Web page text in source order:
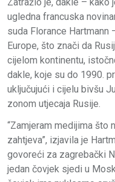
ugledna francuska
suda Florance Hartmann
Europe, što znači da
cijelom kontinentu,
dakle, koje su do 1990.
uključujući i cijelu bivšu
zonom utjecaja Rusije.
“Zamjeram medijima
zahtjeva”, izjavila je
govoreći za zagrebački
jedan čovjek sjedi u